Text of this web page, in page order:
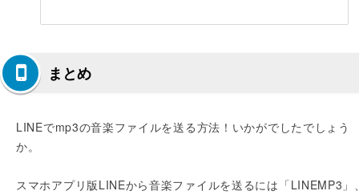
まとめ
LINEでmp3の音楽ファイルを送る方法！いかがでしたでしょう
か。
スマホアプリ版LINEから音楽ファイルを送るには「LINEMP3」